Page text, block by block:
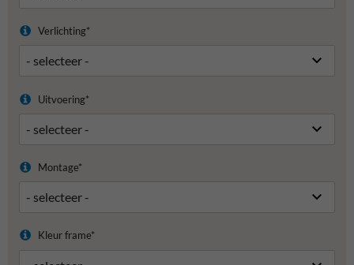
Verlichting*
Uitvoering*
Montage*
Kleur frame*